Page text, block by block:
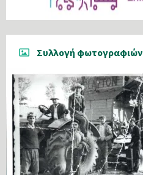
Συλλογή φωτογραφιών